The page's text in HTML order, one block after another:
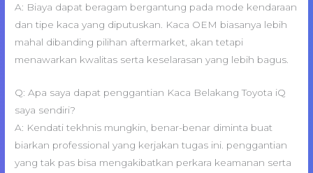
A: Biaya dapat beragam bergantung pada mode kendaraan
dan tipe kaca yang diputuskan. Kaca OEM biasanya lebih
mahal dibanding pilihan aftermarket, akan tetapi
menawarkan kwalitas serta keselarasan yang lebih bagus.
Q: Apa saya dapat penggantian Kaca Belakang Toyota iQ
saya sendiri?
A: Kendati tekhnis mungkin, benar-benar diminta buat
biarkan professional yang kerjakan tugas ini. penggantian
yang tak pas bisa mengakibatkan perkara keamanan serta